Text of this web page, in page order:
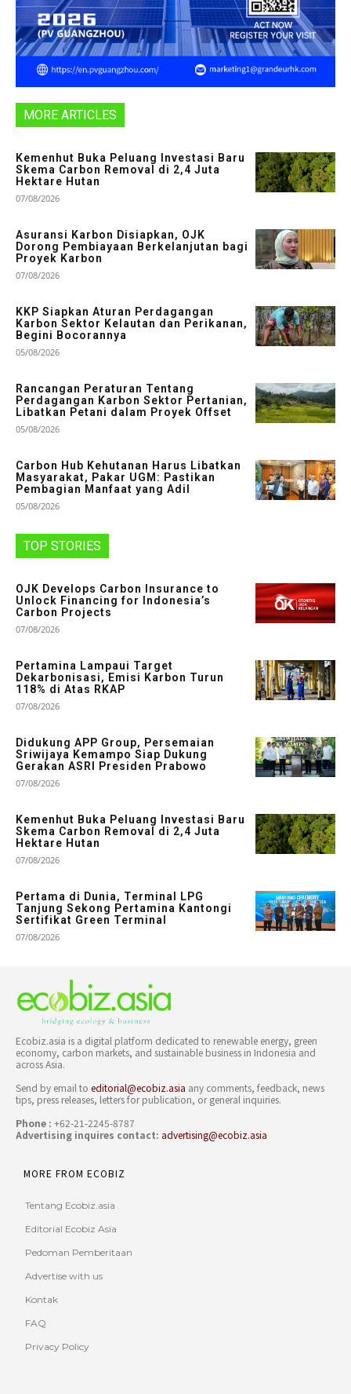
MORE ARTICLES
Kemenhut Buka Peluang Investasi Baru
Skema Carbon Removal di 2,4 Juta
Hektare Hutan
07/08/2026
Asuransi Karbon Disiapkan, OJK
Dorong Pembiayaan Berkelanjutan bagi
Proyek Karbon
07/08/2026
KKP Siapkan Aturan Perdagangan
Karbon Sektor Kelautan dan Perikanan,
Begini Bocorannya
05/08/2026
Rancangan Peraturan Tentang
Perdagangan Karbon Sektor Pertanian,
Libatkan Petani dalam Proyek Offset
05/08/2026
Carbon Hub Kehutanan Harus Libatkan
Masyarakat, Pakar UGM: Pastikan
Pembagian Manfaat yang Adil
05/08/2026
TOP STORIES
OJK Develops Carbon Insurance to
Unlock Financing for Indonesia’s
Carbon Projects
07/08/2026
Pertamina Lampaui Target
Dekarbonisasi, Emisi Karbon Turun
118% di Atas RKAP
07/08/2026
Didukung APP Group, Persemaian
Sriwijaya Kemampo Siap Dukung
Gerakan ASRI Presiden Prabowo
07/08/2026
Kemenhut Buka Peluang Investasi Baru
Skema Carbon Removal di 2,4 Juta
Hektare Hutan
07/08/2026
Pertama di Dunia, Terminal LPG
Tanjung Sekong Pertamina Kantongi
Sertifikat Green Terminal
07/08/2026
Ecobiz.asia is a digital platform dedicated to renewable energy, green
economy, carbon markets, and sustainable business in Indonesia and
across Asia.
Send by email to editorial@ecobiz.asia any comments, feedback, news
tips, press releases, letters for publication, or general inquiries.
Phone : +62-21-2245-8787
Advertising inquires contact: advertising@ecobiz.asia
MORE FROM ECOBIZ
Tentang Ecobiz.asia
Editorial Ecobiz Asia
Pedoman Pemberitaan
Advertise with us
Kontak
FAQ
Privacy Policy